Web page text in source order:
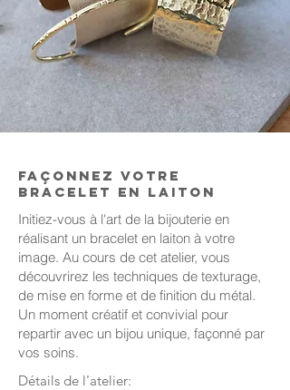
Façonnez votre
bracelet en laiton
Initiez-vous à l'art de la bijouterie en
réalisant un bracelet en laiton à votre
image. Au cours de cet atelier, vous
découvrirez les techniques de texturage,
de mise en forme et de finition du métal.
Un moment créatif et convivial pour
repartir avec un bijou unique, façonné par
vos soins.
Détails de l'atelier: